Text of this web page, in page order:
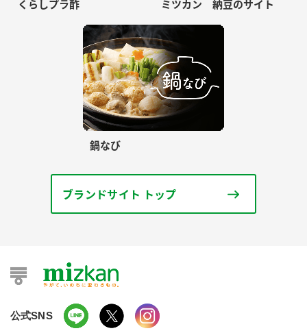
くらしプラ酢 ミツカン 納豆のサイト
鍋なび
ブランドサイト トップ
公式SNS